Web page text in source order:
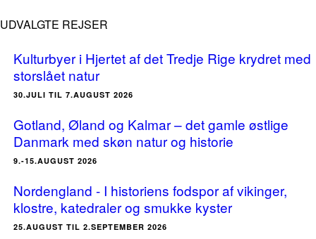
UDVALGTE REJSER
Kulturbyer i Hjertet af det Tredje Rige krydret med
storslået natur
30.JULI TIL 7.AUGUST 2026
Gotland, Øland og Kalmar – det gamle østlige
Danmark med skøn natur og historie
9.-15.AUGUST 2026
Nordengland - I historiens fodspor af vikinger,
klostre, katedraler og smukke kyster
25.AUGUST TIL 2.SEPTEMBER 2026